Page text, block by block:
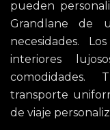
pueden
Grandlane de
necesidades.
interiores
comodidades.
transporte
de viaje